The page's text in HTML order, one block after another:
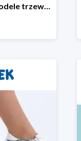
-20% na wybrane modele trzewików